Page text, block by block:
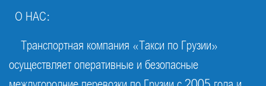
О НАС:
Транспортная компания «Такси по Грузии»
осуществляет оперативные и безопасные